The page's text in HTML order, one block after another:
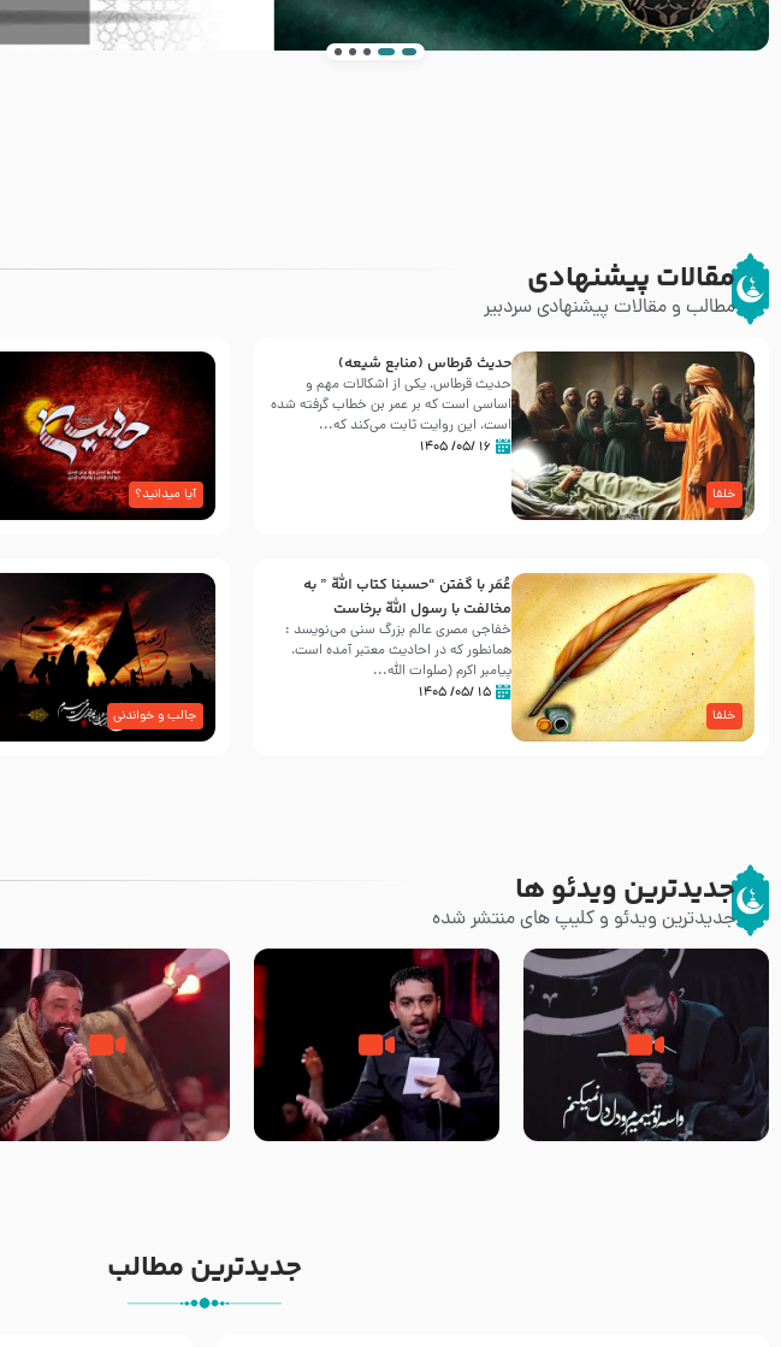
مقالات پیشنهادی
مطالب و مقالات پیشنهادی سردبیر
خلفا
حدیث قرطاس (منابع شیعه)
حدیث قرطاس، یکی از اشکالات مهم و
اساسی است که بر عمر بن خطاب گرفته شده
است، این روایت ثابت می‌کند که...
۱۶ /۰۵/ ۱۴۰۵
آیا میدانید؟
خلفا
عُمَر با گفتن “حسبنا كتاب اللّه ” به
مخالفت با رسول اللّه برخاست
خفاجی مصری عالم بزرگ سنی می‌نویسد :
همانطور که در احادیث معتبر آمده است،
پیامبر اکرم (صلوات اللّه...
۱۵ /۰۵/ ۱۴۰۵
جالب و خواندنی
جدیدترین ویدئو ها
جدیدترین ویدئو و کلیپ های منتشر شده
مصداق کربلا – حاج حسین سیب
شور ، حسینا! به‌ حق زهرا «أُنْظُرْ
إِلَینا» – عزاداری شب هفتم ماه
جانا جانا ابی عبدالله – کربلایی
جواد مقدم – شب هشتم محرم
جدیدترین مطالب